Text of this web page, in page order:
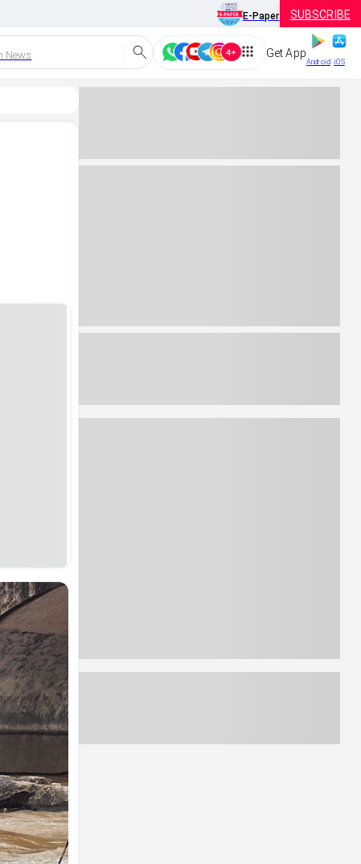
E-Paper SUBSCRIBE
News Get App
Android iOS